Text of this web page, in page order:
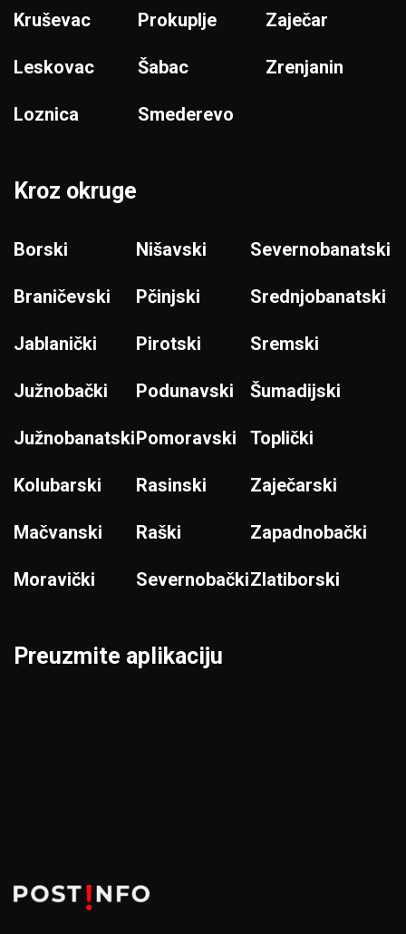
Kruševac
Leskovac
Loznica
Prokuplje
Šabac
Smederevo
Zaječar
Zrenjanin
Kroz okruge
Borski
Braničevski
Jablanički
Južnobački
Južnobanatski
Kolubarski
Mačvanski
Moravički
Nišavski
Pčinjski
Pirotski
Podunavski
Pomoravski
Rasinski
Raški
Severnobački
Severnobanatski
Srednjobanatski
Sremski
Šumadijski
Toplički
Zaječarski
Zapadnobački
Zlatiborski
Preuzmite aplikaciju